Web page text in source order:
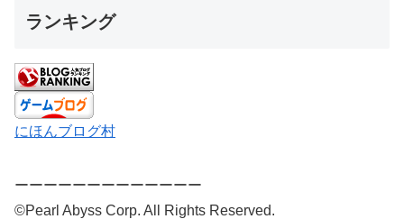
ランキング
にほんブログ村
ーーーーーーーーーーーーー
©Pearl Abyss Corp. All Rights Reserved.